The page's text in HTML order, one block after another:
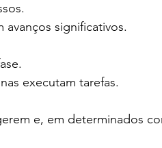
avanços significativos.
executam tarefas.
e, em determinados